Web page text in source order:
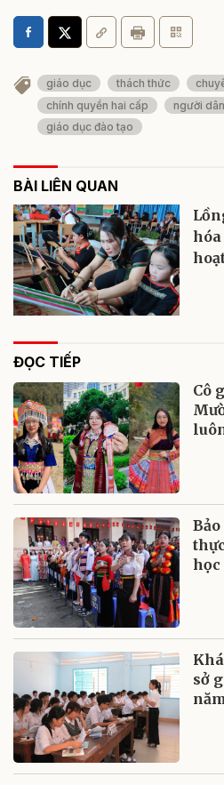
giáo dục thách thức
chính quyền hai cấp
người dân
giáo dục đào tạo
BÀI LIÊN QUAN
ĐỌC TIẾP
Cô
học
sở